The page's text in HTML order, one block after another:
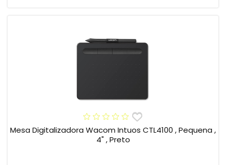
Mesa Digitalizadora Wacom Intuos CTL4100 , Pequena ,
4" , Preto